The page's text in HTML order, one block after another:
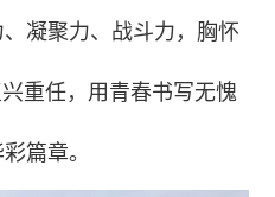
凝聚力、战斗力，胸怀
重任，用青春书写无愧
篇章。